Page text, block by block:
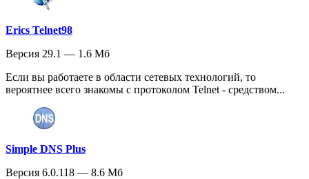
Erics Telnet98
Версия 29.1 — 1.6 Мб
Если вы работаете в области сетевых технологий, то
вероятнее всего знакомы с протоколом Telnet - средством...
Simple DNS Plus
Версия 6.0.118 — 8.6 Мб